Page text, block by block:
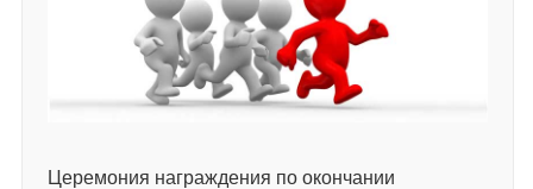
Церемония награждения по окончании